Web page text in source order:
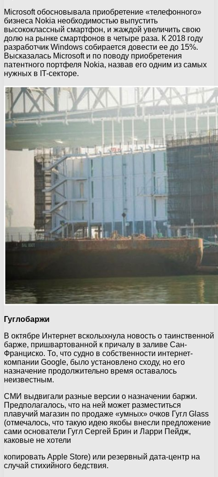
Microsoft обосновывала приобретение «телефонного»
бизнеса Nokia необходимостью выпустить
высококлассный смартфон, и жаждой увеличить свою
долю на рынке смартфонов в четыре раза. К 2018 году
разработчик Windows собирается довести ее до 15%.
Высказалась Microsoft и по поводу приобретения
патентного портфеля Nokia, назвав его одним из самых
нужных в IT-секторе.
Гуглобаржи
В октябре Интернет всколыхнула новость о таинственной
барже, пришвартованной к причалу в заливе Сан-
Франциско. То, что судно в собственности интернет-
компании Google, было установлено сходу, но его
назначение продолжительно время оставалось
неизвестным.
СМИ выдвигали разные версии о назначении баржи.
Предполагалось, что на ней может разместиться
плавучий магазин по продаже «умных» очков Гугл Glass
(отмечалось, что такую идею якобы внесли предложение
сами основатели Гугл Сергей Брин и Ларри Пейдж,
каковые не хотели
копировать Apple Store) или резервный дата-центр на
случай стихийного бедствия.